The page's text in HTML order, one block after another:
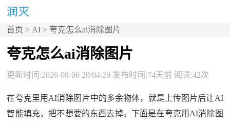
首页 > AI > 夸克怎么ai消除图片
夸克怎么ai消除图片
更新时间:2026-08-06 20:04:29 发布时间:74天前 阅读:42次
在夸克里用AI消除图片中的多余物体，就是上传图片后让AI
智能填充，把不想要的东西去掉。下面是在夸克用AI消除图